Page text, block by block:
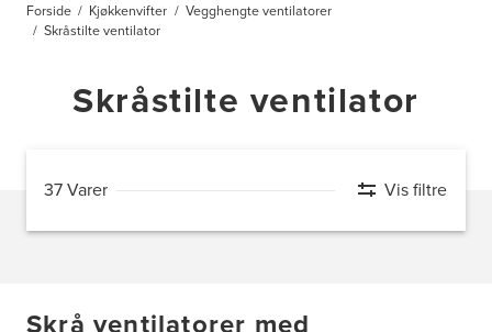
Forside Kjøkkenvifter
Vegghengte ventilatorer
Skråstilte ventilator
Skråstilte ventilator
37 Varer Vis filtre
Skrå ventilatorer med